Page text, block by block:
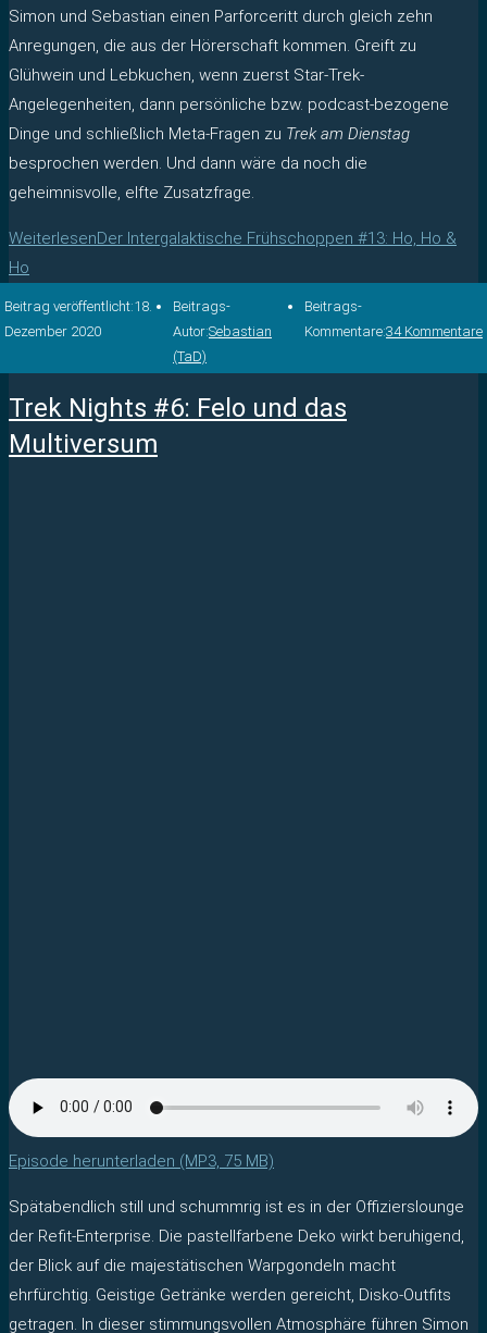
Simon und Sebastian einen Parforceritt durch gleich zehn
Anregungen, die aus der Hörerschaft kommen. Greift zu
Glühwein und Lebkuchen, wenn zuerst Star-Trek-
Angelegenheiten, dann persönliche bzw. podcast-bezogene
Dinge und schließlich Meta-Fragen zu Trek am Dienstag
besprochen werden. Und dann wäre da noch die
geheimnisvolle, elfte Zusatzfrage.
WeiterlesenDer Intergalaktische Frühschoppen #13: Ho, Ho &
Ho
Beitrag veröffentlicht:18.
Dezember 2020
Beitrags-
Autor:Sebastian
(TaD)
Beitrags-
Kommentare:34 Kommentare
Trek Nights #6: Felo und das
Multiversum
Episode herunterladen (MP3, 75 MB)
Spätabendlich still und schummrig ist es in der Offizierslounge
der Refit-Enterprise. Die pastellfarbene Deko wirkt beruhigend,
der Blick auf die majestätischen Warpgondeln macht
ehrfürchtig. Geistige Getränke werden gereicht, Disko-Outfits
getragen. In dieser stimmungsvollen Atmosphäre führen Simon